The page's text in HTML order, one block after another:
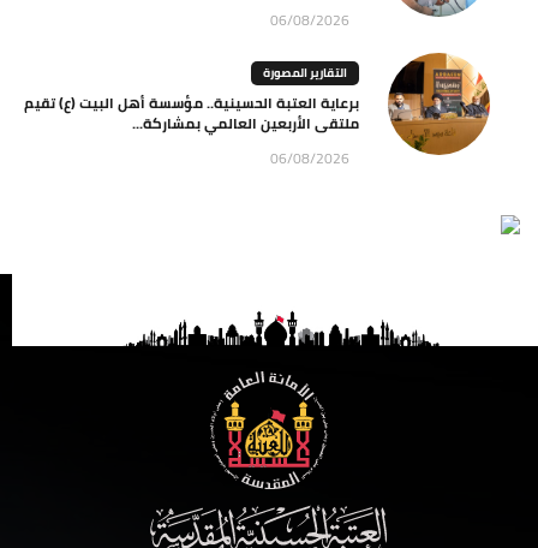
06/08/2026
التقارير المصورة
برعاية العتبة الحسينية.. مؤسسة أهل البيت (ع) تقيم
ملتقى الأربعين العالمي بمشاركة...
06/08/2026